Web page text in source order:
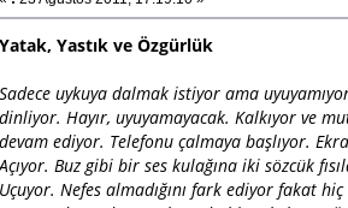
Yatak, Yastık ve Özgürlük
Sadece uykuya dalmak istiyor ama
dinliyor. Hayır, uyuyamayacak. Kalkıyor ve
devam ediyor. Telefonu çalmaya başlıyor.
Açıyor. Buz gibi bir ses kulağına iki sözcük
Uçuyor. Nefes almadığını fark ediyor fakat